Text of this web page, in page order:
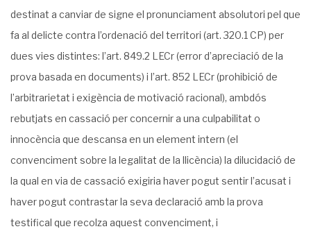
destinat a canviar de signe el pronunciament absolutori pel que
fa al delicte contra l’ordenació del territori (art. 320.1 CP) per
dues vies distintes: l’art. 849.2 LECr (error d’apreciació de la
prova basada en documents) i l’art. 852 LECr (prohibició de
l’arbitrarietat i exigència de motivació racional), ambdós
rebutjats en cassació per concernir a una culpabilitat o
innocència que descansa en un element intern (el
convenciment sobre la legalitat de la llicència) la dilucidació de
la qual en via de cassació exigiria haver pogut sentir l’acusat i
haver pogut contrastar la seva declaració amb la prova
testifical que recolza aquest convenciment, i